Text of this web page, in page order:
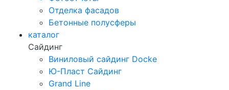
Отделка фасадов
Бетонные полусферы
каталог
Сайдинг
Виниловый сайдинг Docke
Ю-Пласт Сайдинг
Grand Line